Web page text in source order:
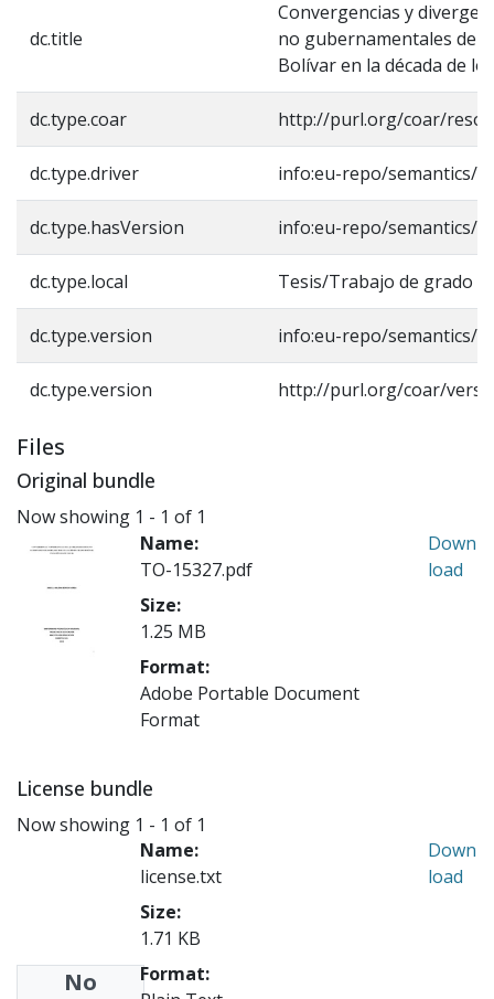
dc.title
Convergencias y
no gubernamentales del
Bolívar en la década de
dc.type.coar http://purl.org/coar/
dc.type.driver info:eu-repo/semantics/
dc.type.hasVersion info:eu-repo/semantics/
dc.type.local Tesis/Trabajo de grado
dc.type.version info:eu-repo/semantics/
dc.type.version http://purl.org/coar/
Files
Original bundle
Now showing 1 - 1 of 1
Name:
TO-15327.pdf
Size:
1.25 MB
Format:
Adobe Portable Document
Format
Down
load
License bundle
Now showing 1 - 1 of 1
No
Name:
license.txt
Size:
1.71 KB
Format:
Down
load